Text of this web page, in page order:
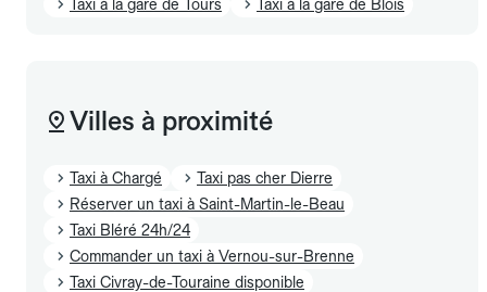
Taxi à la gare de Tours Taxi à la gare de Blois
Villes à proximité
Taxi à Chargé
Taxi pas cher Dierre
Réserver un taxi à Saint-Martin-le-Beau
Taxi Bléré 24h/24
Commander un taxi à Vernou-sur-Brenne
Taxi Civray-de-Touraine disponible